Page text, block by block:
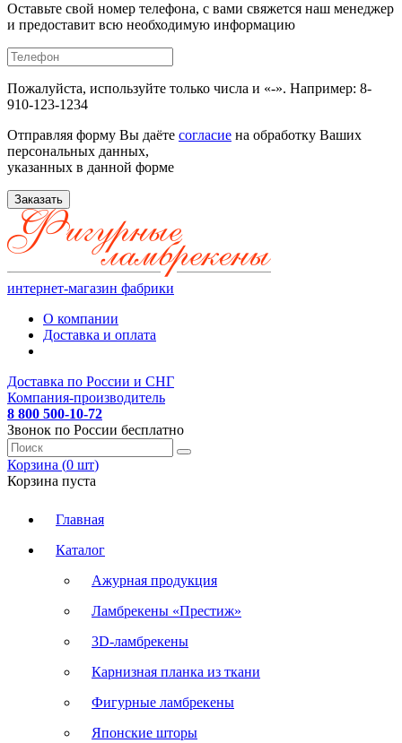
Оставьте свой номер телефона, с вами свяжется наш менеджер
и предоставит всю необходимую информацию
Пожалуйста, используйте только числа и «-». Например: 8-
910-123-1234
Отправляя форму Вы даёте согласие на обработку Ваших
персональных данных,
указанных в данной форме
Заказать
интернет-магазин фабрики
О компании
Доставка и оплата
Доставка по России и СНГ
Компания-производитель
8 800 500-10-72
Звонок по России бесплатно
Корзина (0 шт)
Корзина пуста
Главная
Каталог
Ажурная продукция
Ламбрекены «Престиж»
3D-ламбрекены
Карнизная планка из ткани
Фигурные ламбрекены
Японские шторы